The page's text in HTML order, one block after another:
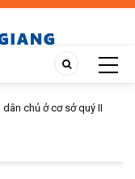
chủ ở cơ sở quý II